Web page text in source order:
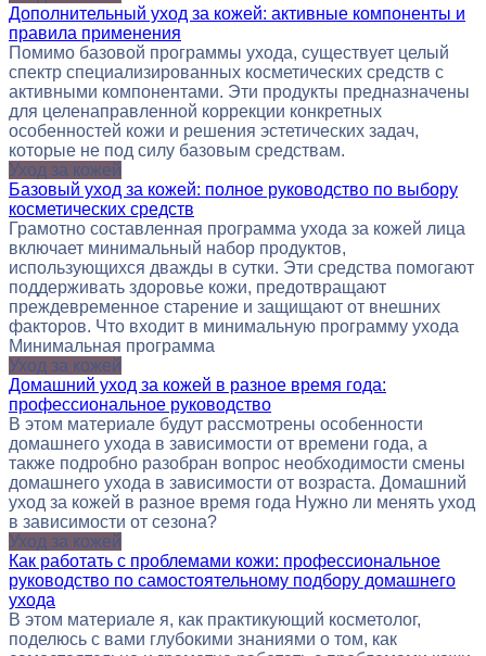
Дополнительный уход за кожей: активные компоненты и
правила применения
Помимо базовой программы ухода, существует целый
спектр специализированных косметических средств с
активными компонентами. Эти продукты предназначены
для целенаправленной коррекции конкретных
особенностей кожи и решения эстетических задач,
которые не под силу базовым средствам.
Уход за кожей
Базовый уход за кожей: полное руководство по выбору
косметических средств
Грамотно составленная программа ухода за кожей лица
включает минимальный набор продуктов,
использующихся дважды в сутки. Эти средства помогают
поддерживать здоровье кожи, предотвращают
преждевременное старение и защищают от внешних
факторов. Что входит в минимальную программу ухода
Минимальная программа
Уход за кожей
Домашний уход за кожей в разное время года:
профессиональное руководство
В этом материале будут рассмотрены особенности
домашнего ухода в зависимости от времени года, а
также подробно разобран вопрос необходимости смены
домашнего ухода в зависимости от возраста. Домашний
уход за кожей в разное время года Нужно ли менять уход
в зависимости от сезона?
Уход за кожей
Как работать с проблемами кожи: профессиональное
руководство по самостоятельному подбору домашнего
ухода
В этом материале я, как практикующий косметолог,
поделюсь с вами глубокими знаниями о том, как